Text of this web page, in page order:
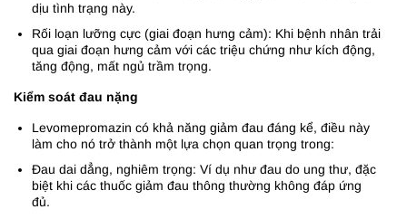
dịu tình trạng này.
Rối loạn lưỡng cực (giai đoạn hưng cảm): Khi bệnh nhân trải
qua giai đoạn hưng cảm với các triệu chứng như kích động,
tăng động, mất ngủ trầm trọng.
Kiểm soát đau nặng
Levomepromazin có khả năng giảm đau đáng kể, điều này
làm cho nó trở thành một lựa chọn quan trọng trong:
Đau dai dẳng, nghiêm trọng: Ví dụ như đau do ung thư, đặc
biệt khi các thuốc giảm đau thông thường không đáp ứng
đủ.